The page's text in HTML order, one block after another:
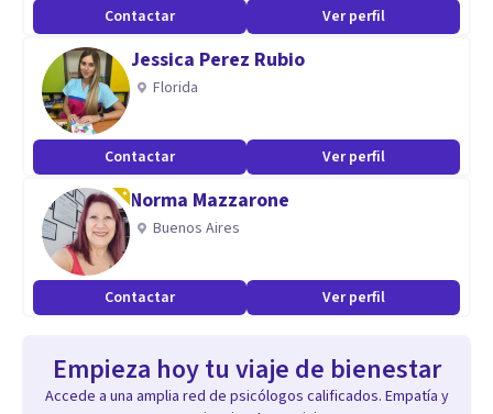
Contactar Ver perfil
Jessica Perez Rubio
Florida
Contactar Ver perfil
Norma Mazzarone
Buenos Aires
Contactar Ver perfil
Empieza hoy tu viaje de bienestar
Accede a una amplia red de psicólogos calificados. Empatía y